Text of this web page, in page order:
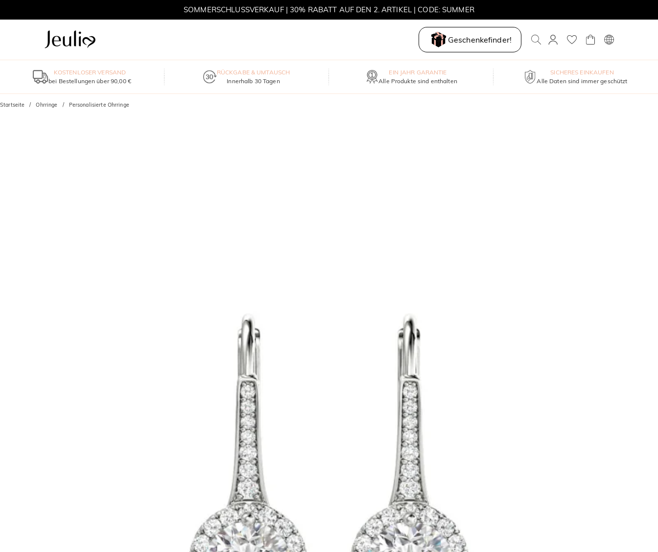
SOMMERSCHLUSSVERKAUF | 30% RABATT AUF DEN 2. ARTIKEL | CODE: SUMMER
Geschenkefinder!
KOSTENLOSER VERSAND
bei Bestellungen über 90,00 €
RÜCKGABE & UMTAUSCH
Innerhalb 30 Tagen
EIN JAHR GARANTIE
Alle Produkte sind enthalten
SICHERES EINKAUFEN
Alle Daten sind immer geschützt
Startseite Ohrringe Personalisierte Ohrringe